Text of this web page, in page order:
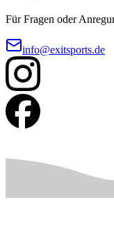
Für Fragen oder
info@exitsports.de